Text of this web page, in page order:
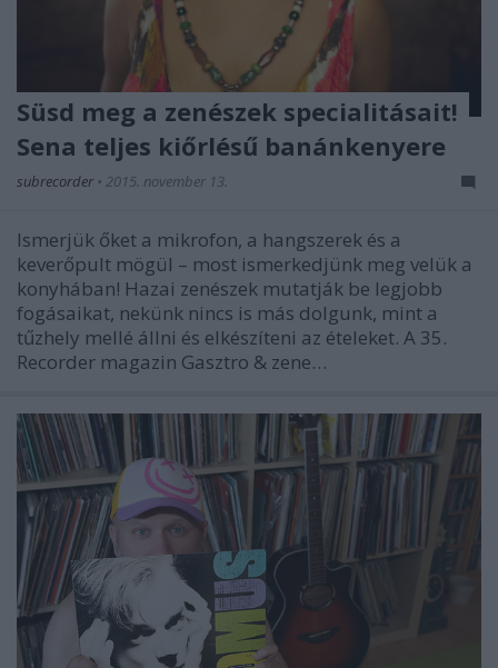
Süsd meg a zenészek specialitásait!
Sena teljes kiőrlésű banánkenyere
subrecorder • 2015. november 13.
Ismerjük őket a mikrofon, a hangszerek és a
keverőpult mögül – most ismerkedjünk meg velük a
konyhában! Hazai zenészek mutatják be legjobb
fogásaikat, nekünk nincs is más dolgunk, mint a
tűzhely mellé állni és elkészíteni az ételeket. A 35.
Recorder magazin Gasztro & zene…